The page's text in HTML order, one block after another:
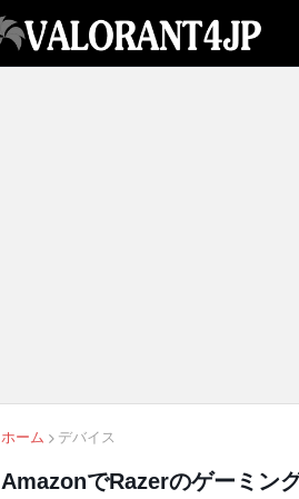
ホーム デバイス
AmazonでRazerのゲーミン